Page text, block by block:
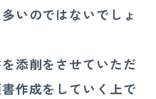
わせ
いのではないでしょ
添削をさせていただ
作成をしていく上で